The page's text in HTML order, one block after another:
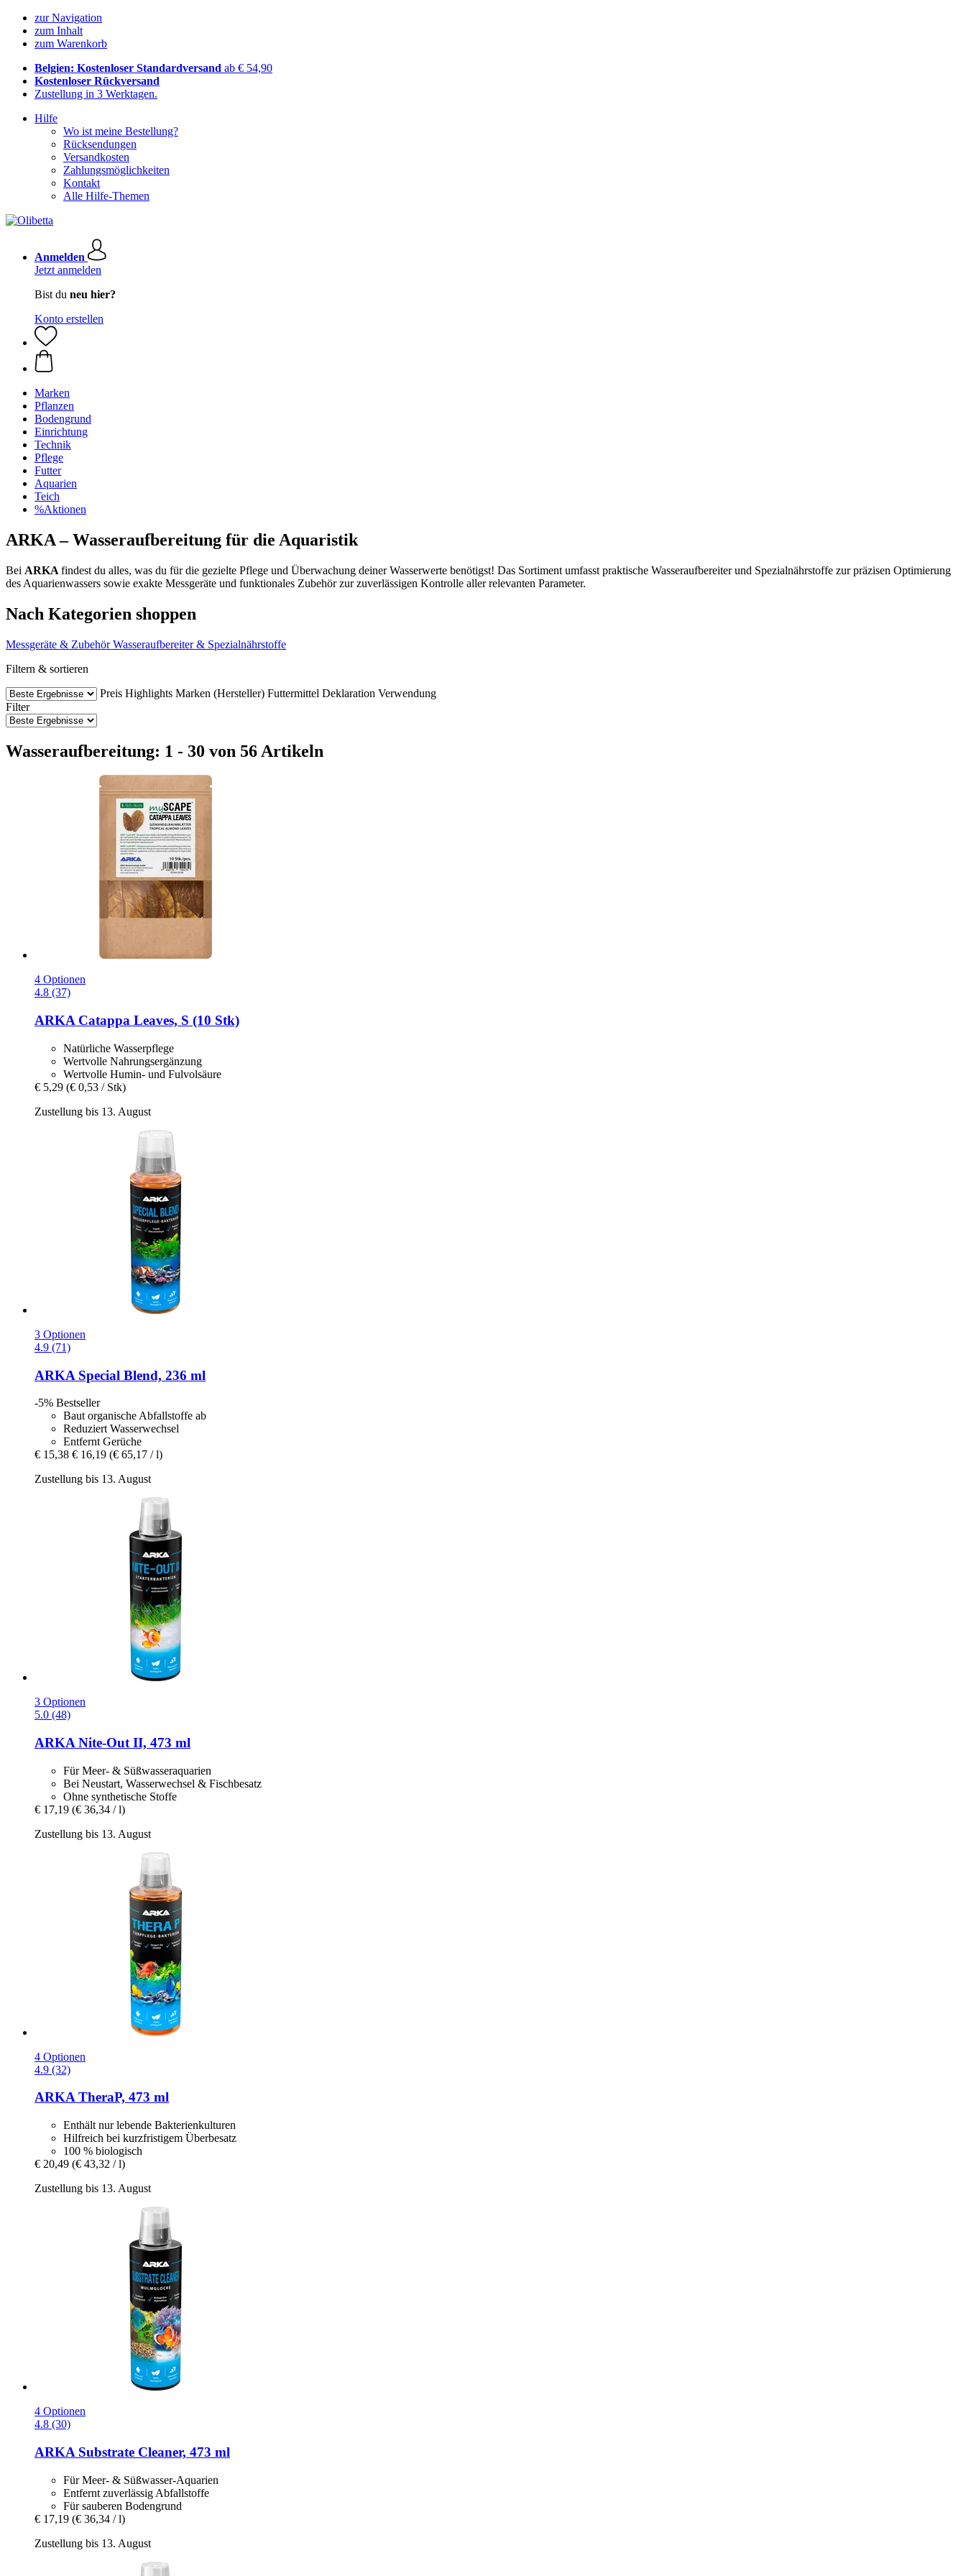
zur Navigation
zum Inhalt
zum Warenkorb
Belgien: Kostenloser Standardversand ab € 54,90
Kostenloser Rückversand
Zustellung in 3 Werktagen.
Hilfe
Wo ist meine Bestellung?
Rücksendungen
Versandkosten
Zahlungsmöglichkeiten
Kontakt
Alle Hilfe-Themen
Anmelden
Jetzt anmelden
Bist du neu hier?
Konto erstellen
Marken
Pflanzen
Bodengrund
Einrichtung
Technik
Pflege
Futter
Aquarien
Teich
%Aktionen
ARKA – Wasseraufbereitung für die Aquaristik
Bei ARKA findest du alles, was du für die gezielte Pflege und Überwachung deiner Wasserwerte benötigst! Das Sortiment umfasst praktische Wasseraufbereiter und Spezialnährstoffe zur präzisen Optimierung
des Aquarienwassers sowie exakte Messgeräte und funktionales Zubehör zur zuverlässigen Kontrolle aller relevanten Parameter.
Nach Kategorien shoppen
Messgeräte & Zubehör Wasseraufbereiter & Spezialnährstoffe
Filtern & sortieren
Preis Highlights Marken (Hersteller) Futtermittel Deklaration Verwendung
Filter
Wasseraufbereitung: 1 - 30 von 56 Artikeln
4 Optionen
4.8 (37)
ARKA Catappa Leaves, S (10 Stk)
Natürliche Wasserpflege
Wertvolle Nahrungsergänzung
Wertvolle Humin- und Fulvolsäure
€ 5,29 (€ 0,53 / Stk)
Zustellung bis 13. August
3 Optionen
4.9 (71)
ARKA Special Blend, 236 ml
-5% Bestseller
Baut organische Abfallstoffe ab
Reduziert Wasserwechsel
Entfernt Gerüche
€ 15,38 € 16,19 (€ 65,17 / l)
Zustellung bis 13. August
3 Optionen
5.0 (48)
ARKA Nite-​Out II, 473 ml
Für Meer- & Süßwasseraquarien
Bei Neustart, Wasserwechsel & Fischbesatz
Ohne synthetische Stoffe
€ 17,19 (€ 36,34 / l)
Zustellung bis 13. August
4 Optionen
4.9 (32)
ARKATheraP, 473 ml
Enthält nur lebende Bakterienkulturen
Hilfreich bei kurzfristigem Überbesatz
100 % biologisch
€ 20,49 (€ 43,32 / l)
Zustellung bis 13. August
4 Optionen
4.8 (30)
ARKA Substrate Cleaner, 473 ml
Für Meer- & Süßwasser-Aquarien
Entfernt zuverlässig Abfallstoffe
Für sauberen Bodengrund
€ 17,19 (€ 36,34 / l)
Zustellung bis 13. August